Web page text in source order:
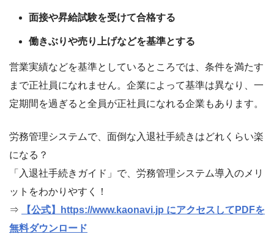
面接や昇給試験を受けて合格する
働きぶりや売り上げなどを基準とする
営業実績などを基準としているところでは、条件を満たす
まで正社員になれません。企業によって基準は異なり、一
定期間を過ぎると全員が正社員になれる企業もあります。
労務管理システムで、面倒な入退社手続きはどれくらい楽
になる？
「入退社手続きガイド」で、労務管理システム導入のメリ
ットをわかりやすく！
⇒
【公式】https://www.kaonavi.jp にアクセスしてPDFを
無料ダウンロード